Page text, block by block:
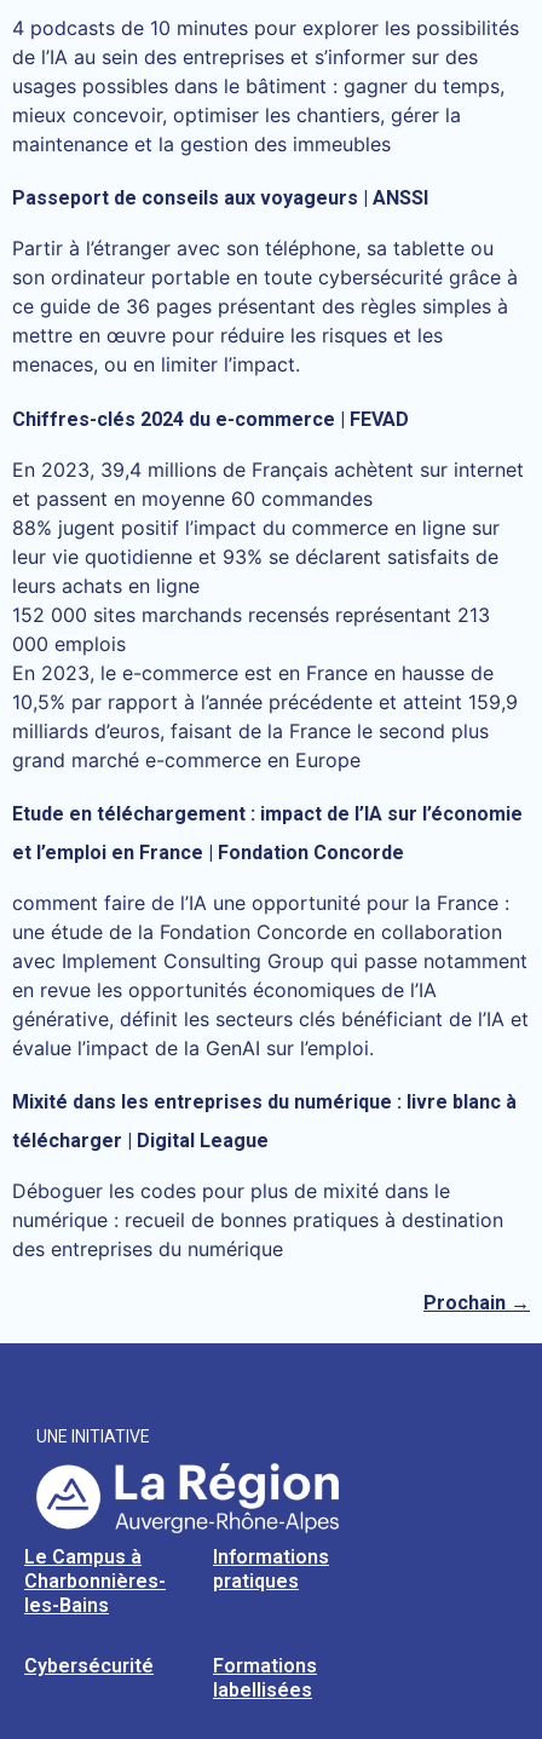
4 podcasts de 10 minutes pour explorer les possibilités
de l’IA au sein des entreprises et s’informer sur des
usages possibles dans le bâtiment : gagner du temps,
mieux concevoir, optimiser les chantiers, gérer la
maintenance et la gestion des immeubles
Passeport de conseils aux voyageurs | ANSSI
Partir à l’étranger avec son téléphone, sa tablette ou
son ordinateur portable en toute cybersécurité grâce à
ce guide de 36 pages présentant des règles simples à
mettre en œuvre pour réduire les risques et les
menaces, ou en limiter l’impact.
Chiffres-clés 2024 du e-commerce | FEVAD
En 2023, 39,4 millions de Français achètent sur internet
et passent en moyenne 60 commandes
88% jugent positif l’impact du commerce en ligne sur
leur vie quotidienne et 93% se déclarent satisfaits de
leurs achats en ligne
152 000 sites marchands recensés représentant 213
000 emplois
En 2023, le e-commerce est en France en hausse de
10,5% par rapport à l’année précédente et atteint 159,9
milliards d’euros, faisant de la France le second plus
grand marché e-commerce en Europe
Etude en téléchargement : impact de l’IA sur l’économie
et l’emploi en France | Fondation Concorde
comment faire de l’IA une opportunité pour la France :
une étude de la Fondation Concorde en collaboration
avec Implement Consulting Group qui passe notamment
en revue les opportunités économiques de l’IA
générative, définit les secteurs clés bénéficiant de l’IA et
évalue l’impact de la GenAI sur l’emploi.
Mixité dans les entreprises du numérique : livre blanc à
télécharger | Digital League
Déboguer les codes pour plus de mixité dans le
numérique : recueil de bonnes pratiques à destination
des entreprises du numérique
Prochain →
UNE INITIATIVE
Le Campus à
Charbonnières-
les-Bains
Informations
pratiques
Cybersécurité
Formations
labellisées